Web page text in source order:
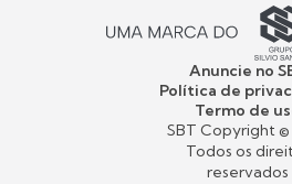
Anuncie no
Política de
Termo de
SBT Copyright ©
Todos os
reservados